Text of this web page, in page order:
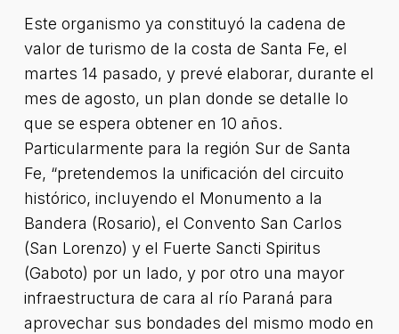
Este organismo ya constituyó la cadena de
valor de turismo de la costa de Santa Fe, el
martes 14 pasado, y prevé elaborar, durante el
mes de agosto, un plan donde se detalle lo
que se espera obtener en 10 años.
Particularmente para la región Sur de Santa
Fe, “pretendemos la unificación del circuito
histórico, incluyendo el Monumento a la
Bandera (Rosario), el Convento San Carlos
(San Lorenzo) y el Fuerte Sancti Spiritus
(Gaboto) por un lado, y por otro una mayor
infraestructura de cara al río Paraná para
aprovechar sus bondades del mismo modo en